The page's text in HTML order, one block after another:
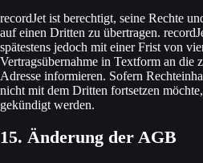
recordJet ist berechtigt, seine Rechte
auf einen Dritten zu übertragen.
spätestens jedoch mit einer Frist von
Vertragsübernahme in Textform an die
Adresse informieren. Sofern
nicht mit dem Dritten fortsetzen
gekündigt werden.
15. Änderung der AGB